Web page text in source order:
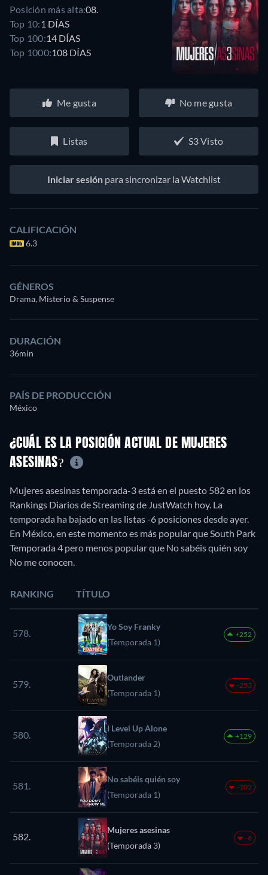
Posición más alta:08.
Top 10: 1 DÍAS
Top 100:14 DÍAS
Top 1000:108 DÍAS
Me gusta No me gusta
Listas S3 Visto
Iniciar sesión para sincronizar la Watchlist
CALIFICACIÓN
6.3
GÉNEROS
Drama, Misterio & Suspense
DURACIÓN
36min
PAÍS DE PRODUCCIÓN
México
¿CUÁL ES LA POSICIÓN ACTUAL DE MUJERES
ASESINAS?
Mujeres asesinas temporada-3 está en el puesto 582 en los
Rankings Diarios de Streaming de JustWatch hoy. La
temporada ha bajado en las listas -6 posiciones desde ayer.
En México, en este momento es más popular que South Park
Temporada 4 pero menos popular que No sabéis quién soy
No me conocen.
RANKING TÍTULO
578.
Yo Soy Franky
(Temporada 1)
+252
579.
Outlander
(Temporada 1)
-253
580.
I Level Up Alone
(Temporada 2)
+129
581.
No sabéis quién soy
(Temporada 1)
-102
582.
Mujeres asesinas
(Temporada 3)
-6